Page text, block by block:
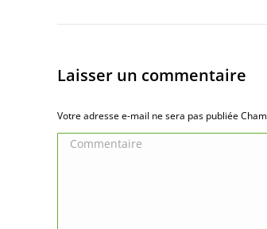
Laisser un commentaire
Votre adresse e-mail ne sera pas publiée
Commentaire